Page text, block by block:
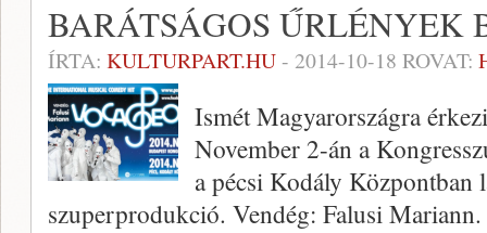
BARÁTSÁGOS ŰRLÉNYEK
ÍRTA: KULTURPART.HU- 2014-10-18 ROVAT:
Ismét Magyarországra
November 2-án a
a pécsi Kodály Központban
szuperprodukció. Vendég: Falusi Mariann.